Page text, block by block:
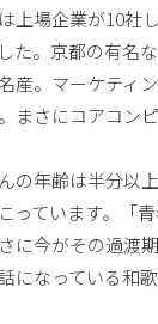
場企業が10社
た。京都の有名
産。マーケティ
まさにコアコン
の年齢は半分以
っています。「
に今がその過渡
になっている和